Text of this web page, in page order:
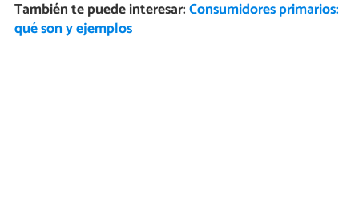
También te puede interesar:Consumidores primarios:
qué son y ejemplos